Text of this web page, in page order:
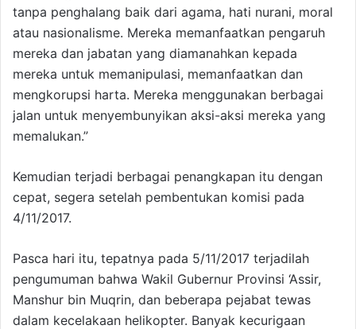
tanpa penghalang baik dari agama, hati nurani, moral
atau nasionalisme. Mereka memanfaatkan pengaruh
mereka dan jabatan yang diamanahkan kepada
mereka untuk memanipulasi, memanfaatkan dan
mengkorupsi harta. Mereka menggunakan berbagai
jalan untuk menyembunyikan aksi-aksi mereka yang
memalukan.”
Kemudian terjadi berbagai penangkapan itu dengan
cepat, segera setelah pembentukan komisi pada
4/11/2017.
Pasca hari itu, tepatnya pada 5/11/2017 terjadilah
pengumuman bahwa Wakil Gubernur Provinsi ‘Assir,
Manshur bin Muqrin, dan beberapa pejabat tewas
dalam kecelakaan helikopter. Banyak kecurigaan